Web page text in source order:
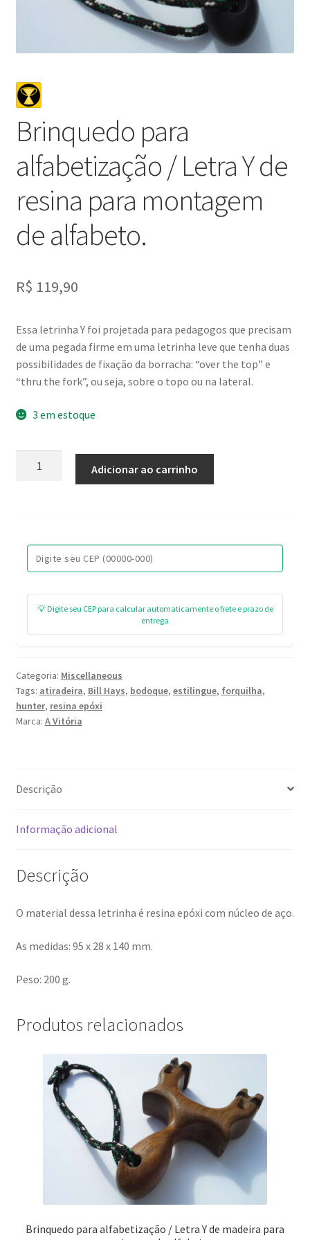
Brinquedo para
alfabetização / Letra Y de
resina para montagem
de alfabeto.
R$ 119,90
Essa letrinha Y foi projetada para pedagogos que precisam
de uma pegada firme em uma letrinha leve que tenha duas
possibilidades de fixação da borracha: “over the top” e
“thru the fork”, ou seja, sobre o topo ou na lateral.
3 em estoque
para
montagem
Adicionar ao carrinho
💡 Digite seu CEP para calcular automaticamente o frete e prazo de
entrega
Categoria: Miscellaneous
Tags: atiradeira, Bill Hays, bodoque, estilingue, forquilha,
hunter, resina epóxi
Marca: A Vitória
Descrição
Informação adicional
Descrição
O material dessa letrinha é resina epóxi com núcleo de aço.
As medidas: 95 x 28 x 140 mm.
Peso: 200 g.
Produtos relacionados
Brinquedo para alfabetização / Letra Y de madeira para